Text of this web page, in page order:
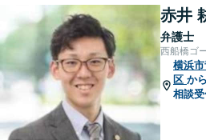
赤井
弁護士
西船橋ゴ
横浜
区 か
相談